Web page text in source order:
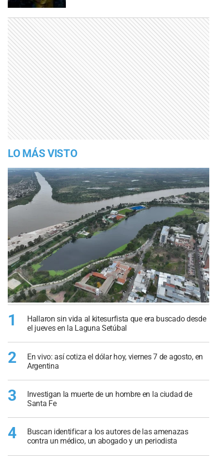
LO MÁS VISTO
1
Hallaron sin vida al kitesurfista que era buscado desde
el jueves en la Laguna Setúbal
2
En vivo: así cotiza el dólar hoy, viernes 7 de agosto, en
Argentina
3
Investigan la muerte de un hombre en la ciudad de
Santa Fe
4
Buscan identificar a los autores de las amenazas
contra un médico, un abogado y un periodista